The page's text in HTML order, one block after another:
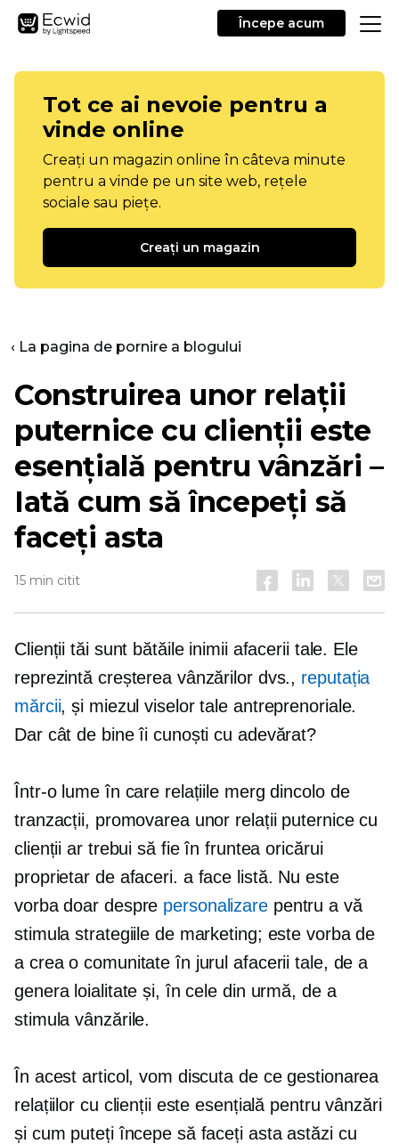
Începe acum
Tot ce ai nevoie pentru a
vinde online
Creați un magazin online în câteva minute
pentru a vinde pe un site web, rețele
sociale sau piețe.
Creați un magazin
‹ La pagina de pornire a blogului
Construirea unor relații
puternice cu clienții este
esențială pentru vânzări –
Iată cum să începeți să
faceți asta
15 min citit
Clienții tăi sunt bătăile inimii afacerii tale. Ele
reprezintă creșterea vânzărilor dvs., reputația
mărcii, și miezul viselor tale antreprenoriale.
Dar cât de bine îi cunoști cu adevărat?
Într-o lume în care relațiile merg dincolo de
tranzacții, promovarea unor relații puternice cu
clienții ar trebui să fie în fruntea oricărui
proprietar de afaceri. a face listă. Nu este
vorba doar despre personalizarepentru a vă
stimula strategiile de marketing; este vorba de
a crea o comunitate în jurul afacerii tale, de a
genera loialitate și, în cele din urmă, de a
stimula vânzările.
În acest articol, vom discuta de ce gestionarea
relațiilor cu clienții este esențială pentru vânzări
și cum puteți începe să faceți asta astăzi cu